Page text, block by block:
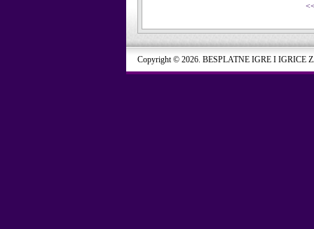
Copyright © 2026. BESPLATNE IGRE I IGRICE